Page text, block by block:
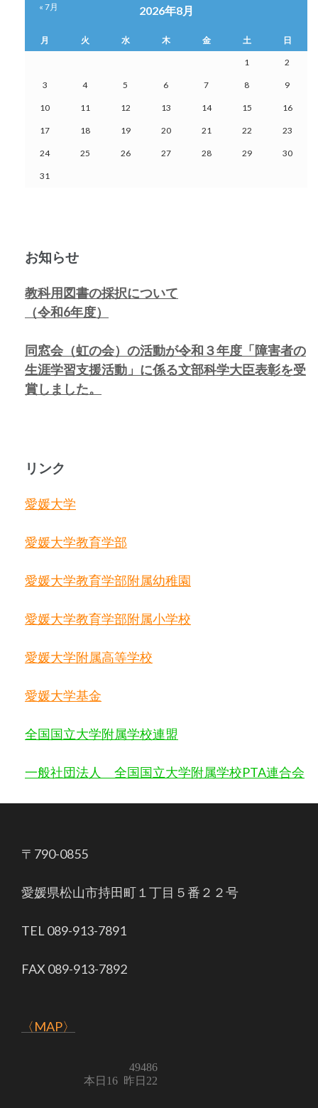
2026年8月
月 火 水 木 金 土 日
1 2
3 4 5 6 7 8 9
10 11 12 13 14 15 16
17 18 19 20 21 22 23
24 25 26 27 28 29 30
31
« 7月
お知らせ
教科用図書の採択について
（令和6年度）
同窓会（虹の会）の活動が令和３年度「障害者の
生涯学習支援活動」に係る文部科学大臣表彰を受
賞しました。
リンク
愛媛大学
愛媛大学教育学部
愛媛大学教育学部附属幼稚園
愛媛大学教育学部附属小学校
愛媛大学附属高等学校
愛媛大学基金
全国国立大学附属学校連盟
一般社団法人 全国国立大学附属学校PTA連合会
〒790-0855
愛媛県松山市持田町１丁目５番２２号
TEL 089-913-7891
FAX 089-913-7892
〈MAP〉